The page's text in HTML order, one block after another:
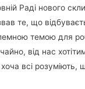
Раді нового
те, що
темою для
від нас
хоча всі розуміють,